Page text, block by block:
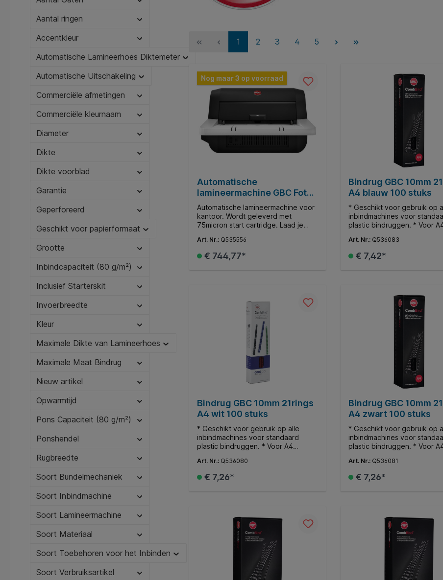
Aantal ringen
Accentkleur
Automatische Lamineerhoes Diktemeter
Automatische Uitschakeling
Commerciële afmetingen
Commerciële kleurnaam
Diameter
Dikte
Dikte voorblad
Garantie
Geperforeerd
Geschikt voor papierformaat
Grootte
Inbindcapaciteit (80 g/m²)
Inclusief Starterskit
Invoerbreedte
Kleur
Maximale Dikte van Lamineerhoes
Maximale Maat Bindrug
Nieuw artikel
Opwarmtijd
Pons Capaciteit (80 g/m²)
Ponshendel
Rugbreedte
Soort Bundelmechaniek
Soort Inbindmachine
Soort Lamineermachine
Soort Materiaal
Soort Toebehoren voor het Inbinden
Soort Verbruiksartikel
1 2 3 4 5
Nog maar 3 op voorraad
Automatische
lamineermachine GBC Foton
30 A3
Automatische lamineermachine voor
kantoor. Wordt geleverd met
75micron start cartridge. Laad je
Feed lade, druk op de start knop en
de documenten worden automatisch
gelamineerd. * Lamineert
* Intuïtief bedieningspaneel
waarmee eenvoudig kan worden
geschakeld tussen automatische en
handmatige instellingen. *
Indicatorlampje geeft aan wanneer
de cartridge moet worden
vervangen. * Intelligente
energiebesparingsfunctie. * 2 jaar
Art. Nr.: Q535556
€ 744,77*
Bindrug GBC 10mm
A4 blauw 100 stuks
* Geschikt voor gebruik op
inbindmachines voor
plastic bindruggen. * Voor
65 vellen.
Art. Nr.: Q536083
€ 7,42*
Bindrug GBC 10mm 21rings
A4 wit 100 stuks
* Geschikt voor gebruik op alle
inbindmachines voor standaard
plastic bindruggen. * Voor A4
65 vellen.
Art. Nr.: Q536080
€ 7,26*
Bindrug GBC 10mm
A4 zwart 100 stuks
* Geschikt voor gebruik op
inbindmachines voor
plastic bindruggen. * Voor
65 vellen.
Art. Nr.: Q536081
€ 7,26*